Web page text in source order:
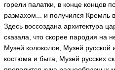
горели палатки, в конце концов
размахом... и получился Кремль
Здесь воссоздана архитектура
сказала, что скорее пародия на
Музей колоколов, Музей русской
костюма и быта, Музей русских